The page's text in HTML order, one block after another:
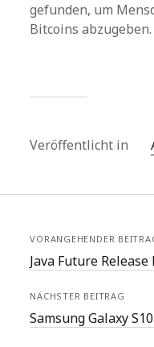
gefunden, um
Bitcoins abzugeben.
Veröffentlicht in
VORANGEHENDER
Java Future Release
NÄCHSTER BEITRAG
Samsung Galaxy